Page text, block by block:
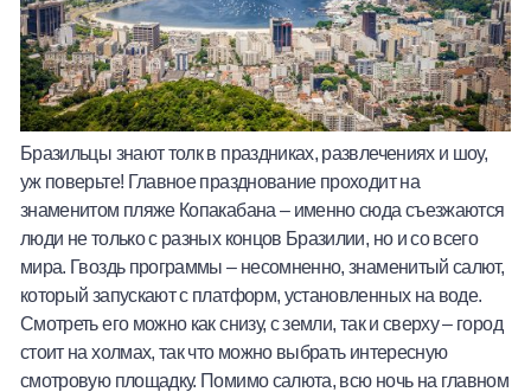
Бразильцы знают толк в праздниках, развлечениях и шоу,
уж поверьте! Главное празднование проходит на
знаменитом пляже Копакабана – именно сюда съезжаются
люди не только с разных концов Бразилии, но и со всего
мира. Гвоздь программы – несомненно, знаменитый салют,
который запускают с платформ, установленных на воде.
Смотреть его можно как снизу, с земли, так и сверху – город
стоит на холмах, так что можно выбрать интересную
смотровую площадку. Помимо салюта, всю ночь на главном